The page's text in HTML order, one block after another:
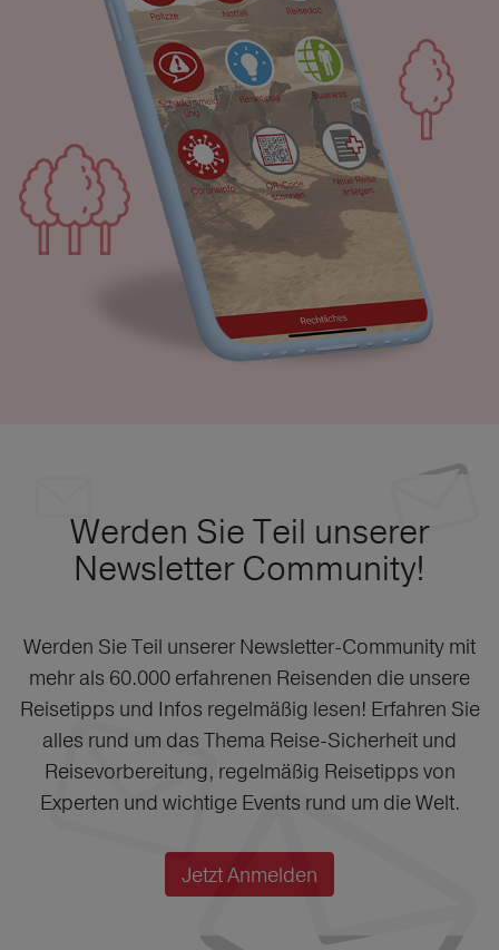
Werden Sie Teil unserer
Newsletter Community!
Werden Sie Teil unserer Newsletter-Community mit
mehr als 60.000 erfahrenen Reisenden die unsere
Reisetipps und Infos regelmäßig lesen! Erfahren Sie
alles rund um das Thema Reise-Sicherheit und
Reisevorbereitung, regelmäßig Reisetipps von
Experten und wichtige Events rund um die Welt.
Jetzt Anmelden